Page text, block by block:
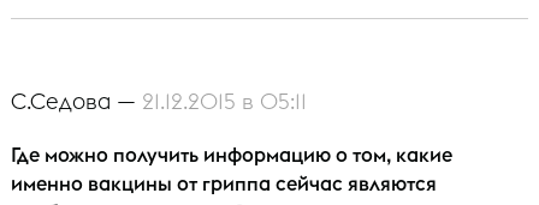
С.Седова — 21.12.2015 в 05:11
Где можно получить информацию о том, какие
именно вакцины от гриппа сейчас являются